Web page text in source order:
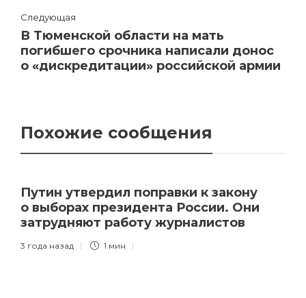
Следующая
В Тюменской области на мать
погибшего срочника написали донос
о «дискредитации» российской армии
Похожие сообщения
Путин утвердил поправки к закону
о выборах президента России. Они
затрудняют работу журналистов
3 года назад 1 мин